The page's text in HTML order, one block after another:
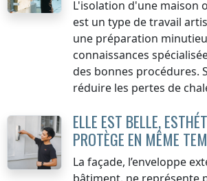
L'isolation d'une maison
est un type de travail
une préparation
connaissances
des bonnes procédures.
réduire les pertes de
ELLE EST BELLE,
PROTÈGE EN MÊME
La façade, l’enveloppe